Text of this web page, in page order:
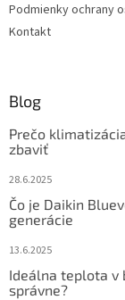
Podmienky ochrany
Kontakt
Blog
Prečo
zbaviť
28.6.2025
Čo je Daikin
generácie
13.6.2025
Ideálna teplota v
správne?